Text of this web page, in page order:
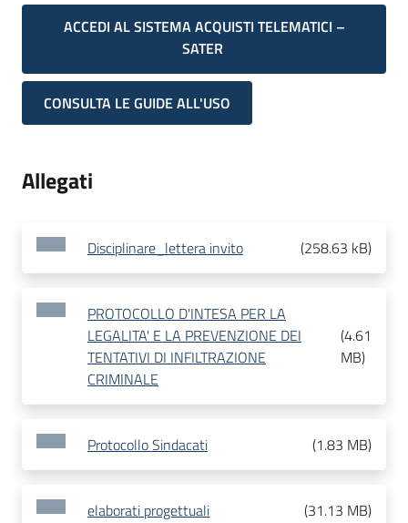
ACCEDI AL SISTEMA ACQUISTI TELEMATICI –
SATER
CONSULTA LE GUIDE ALL'USO
Allegati
Disciplinare_lettera invito (258.63 kB)
PROTOCOLLO D'INTESA PER LA
LEGALITA' E LA PREVENZIONE DEI
TENTATIVI DI INFILTRAZIONE
CRIMINALE
(4.61
MB)
Protocollo Sindacati (1.83 MB)
elaborati progettuali (31.13 MB)